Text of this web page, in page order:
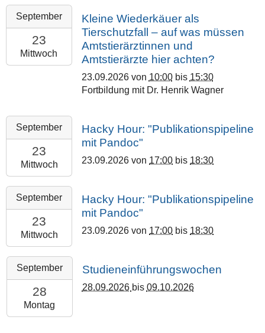
2026-
23T10:00:00+02:00
2026-
09-
23T15:30:00+02:00
Justus-
Liebig-
Universität
September
23
Mittwoch
Kleine Wiederkäuer als
Tierschutzfall – auf was müssen
Amtstierärztinnen und
Amtstierärzte hier achten?
23.09.2026von 10:00bis 15:30
Fortbildung mit Dr. Henrik Wagner
2026-
23T17:00:00+02:00
2026-
09-
23T18:30:00+02:00
Makerspace
Gießen,
Walltorstraße
57
35390
Gießen
September
23
Mittwoch
Hacky Hour: "Publikationspipeline
mit Pandoc"
23.09.2026 von 17:00 bis 18:30
2026-
23T17:00:00+02:00
2026-
09-
23T18:30:00+02:00
Makerspace
Gießen,
Walltorstraße
57
September
23
Mittwoch
Hacky Hour: "Publikationspipeline
mit Pandoc"
23.09.2026 von 17:00 bis 18:30
2026-
28T00:00:00+02:00
2026-
10-
September
28
Montag
Studieneinführungswochen
28.09.2026 bis 09.10.2026